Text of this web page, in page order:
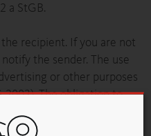
a StGB.
recipient. If you are not
the sender. The use
or other purposes
2003). The obligation to
are pointed out.